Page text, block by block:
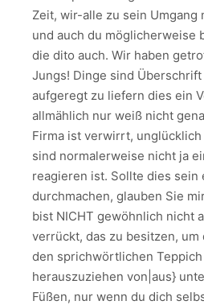
Zeit, wir-alle zu sein Umgang
und auch du möglicherweise
die dito auch. Wir haben
Jungs! Dinge sind
aufgeregt zu liefern dies ein
allmählich nur weiß nicht
Firma ist verwirrt,
sind normalerweise nicht ja
reagieren ist. Sollte dies sein
durchmachen, glauben Sie
bist NICHT gewöhnlich nicht
verrückt, das zu besitzen, um
den sprichwörtlichen
herauszuziehen von|aus}
Füßen, nur wenn du dich